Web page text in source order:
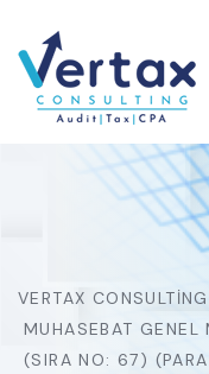
VERTAX CONSULTING
MUHASEBAT GENEL
(SIRA NO: 67)